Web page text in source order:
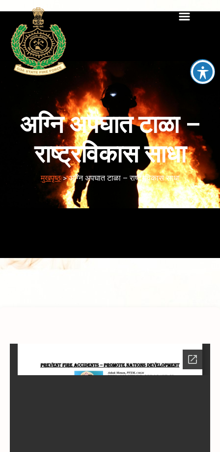
अग्नि अपघात टाळा –
राष्ट्रविकास साधा
मुखपृष्ठ>अग्नि अपघात टाळा – राष्ट्रविकास साधा